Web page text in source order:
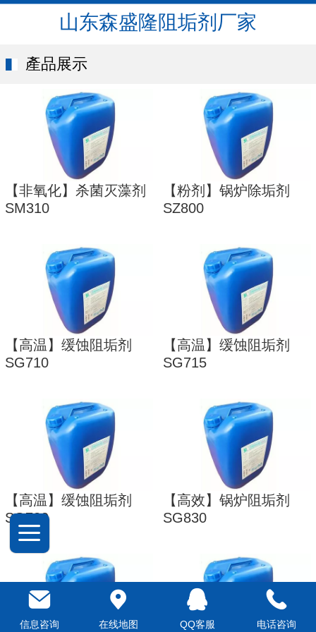
山东森盛隆阻垢剂厂家
產品展示
【非氧化】杀菌灭藻剂
SM310
【粉剂】锅炉除垢剂
SZ800
【高温】缓蚀阻垢剂
SG710
【高温】缓蚀阻垢剂
SG715
【高温】缓蚀阻垢剂
SG720
【高效】锅炉阻垢剂
SG830
信息咨询 在线地图 QQ客服 电话咨询